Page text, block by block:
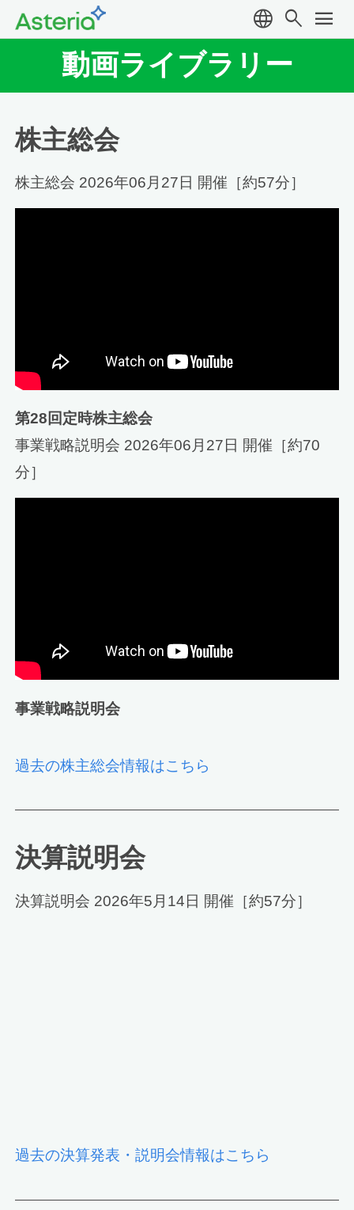
language search menu
動画ライブラリー
株主総会
株主総会 2026年06月27日 開催［約57分］
第28回定時株主総会
事業戦略説明会 2026年06月27日 開催［約70
分］
事業戦略説明会
過去の株主総会情報はこちら
決算説明会
決算説明会 2026年5月14日 開催［約57分］
過去の決算発表・説明会情報はこちら